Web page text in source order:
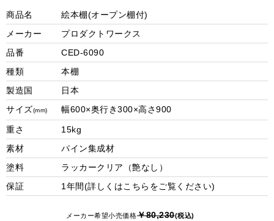
商品名
絵本棚(オープン棚付)
メーカー
プロダクトワークス
品番
CED-6090
種類
本棚
製造国
日本
サイズ(mm) 幅600×奥行き300×高さ900
重さ
15kg
素材
パイン集成材
塗料
ラッカークリア（艶なし）
保証
1年間(詳しくはこちら をご覧ください)
メーカー希望小売価格￥80,230(税込)